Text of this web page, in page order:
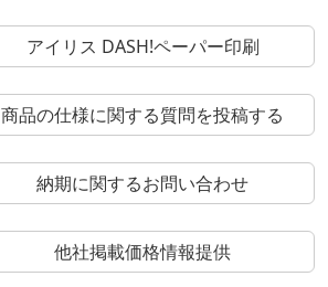
アイリス DASH!ペーパー印刷
商品の仕様に関する質問を投稿する
納期に関するお問い合わせ
他社掲載価格情報提供